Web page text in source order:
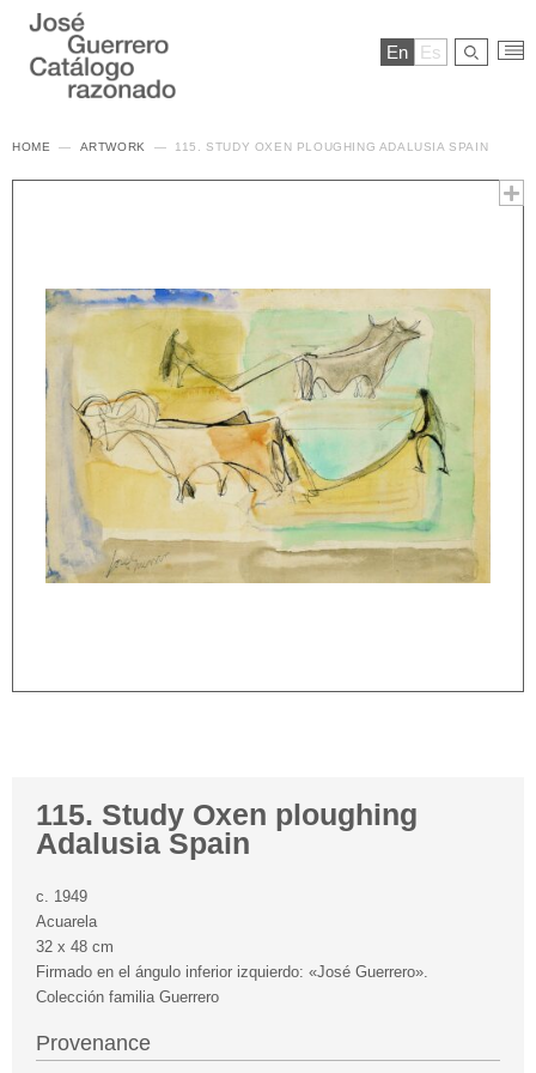
En Es
HOME ARTWORK 115. STUDY OXEN PLOUGHING ADALUSIA SPAIN
115. Study Oxen ploughing
Adalusia Spain
c. 1949
Acuarela
32 x 48 cm
Firmado en el ángulo inferior izquierdo: «José Guerrero».
Colección familia Guerrero
Provenance